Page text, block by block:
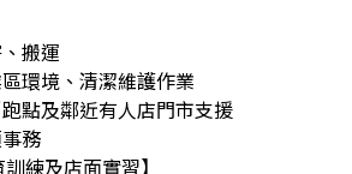
搬運
環境、清潔維護作業
點及鄰近有人店門市支援
務
練及店面實習】